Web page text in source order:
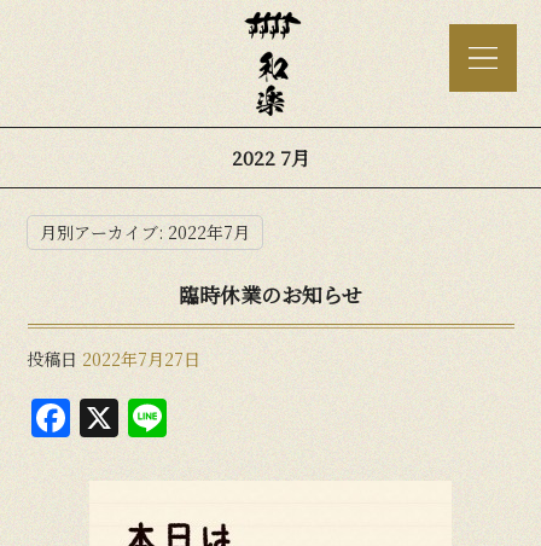
2022 7月
月別アーカイブ: 2022年7月
臨時休業のお知らせ
投稿日 2022年7月27日
F
a
c
X
e